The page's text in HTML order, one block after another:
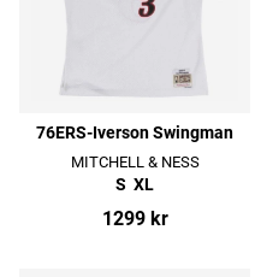
76ERS-Iverson Swingman
MITCHELL & NESS
S XL
1299 kr